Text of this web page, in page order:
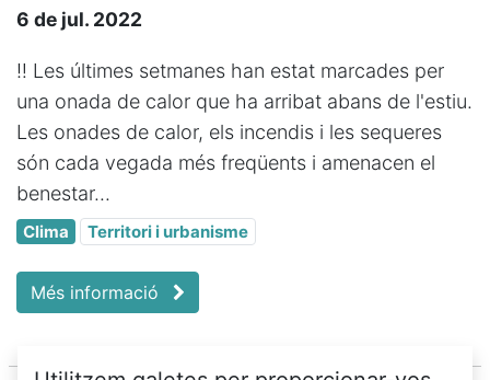
6 de jul. 2022
‼️ Les últimes setmanes han estat marcades per
una onada de calor que ha arribat abans de l'estiu.
Les onades de calor, els incendis i les sequeres
són cada vegada més freqüents i amenacen el
benestar...
Clima Territori i urbanisme
Més informació